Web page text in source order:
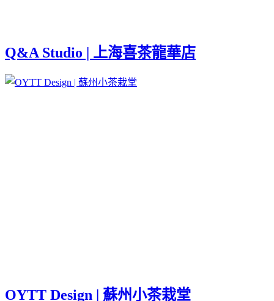
Q&A Studio | 上海喜茶龍華店
OYTT Design | 蘇州小茶栽堂